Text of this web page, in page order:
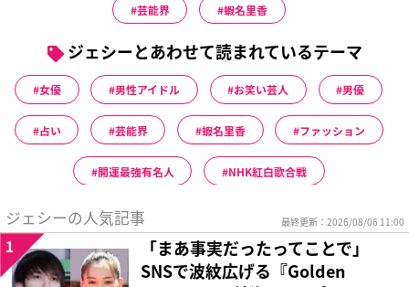
芸能界 蝦名里香
ジェシーとあわせて読まれているテーマ
女優 男性アイドル お笑い芸人 男優
占い 芸能界 蝦名里香 ファッション
開運最強有名人 NHK紅白歌合戦
ジェシーの人気記事 最終更新：2026/08/06 11:00
「まあ事実だったってことで」
SNSで波紋広げる『Golden
1